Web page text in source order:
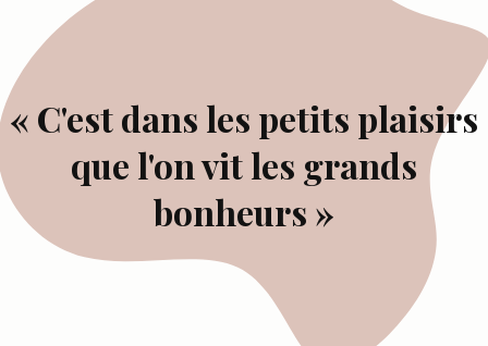
« C'est dans les petits plaisirs
que l'on vit les grands
bonheurs »